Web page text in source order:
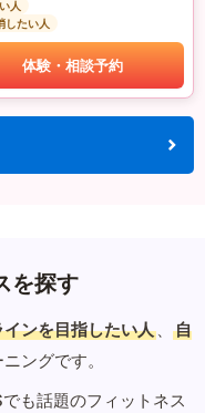
人
したい人
体験・相談予約
を探す
ンを目指したい人 、
自
ングです。
も話題のフィットネス